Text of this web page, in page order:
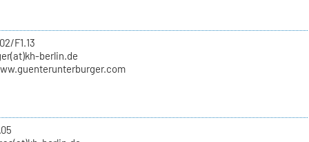
F1.13
berlin.de